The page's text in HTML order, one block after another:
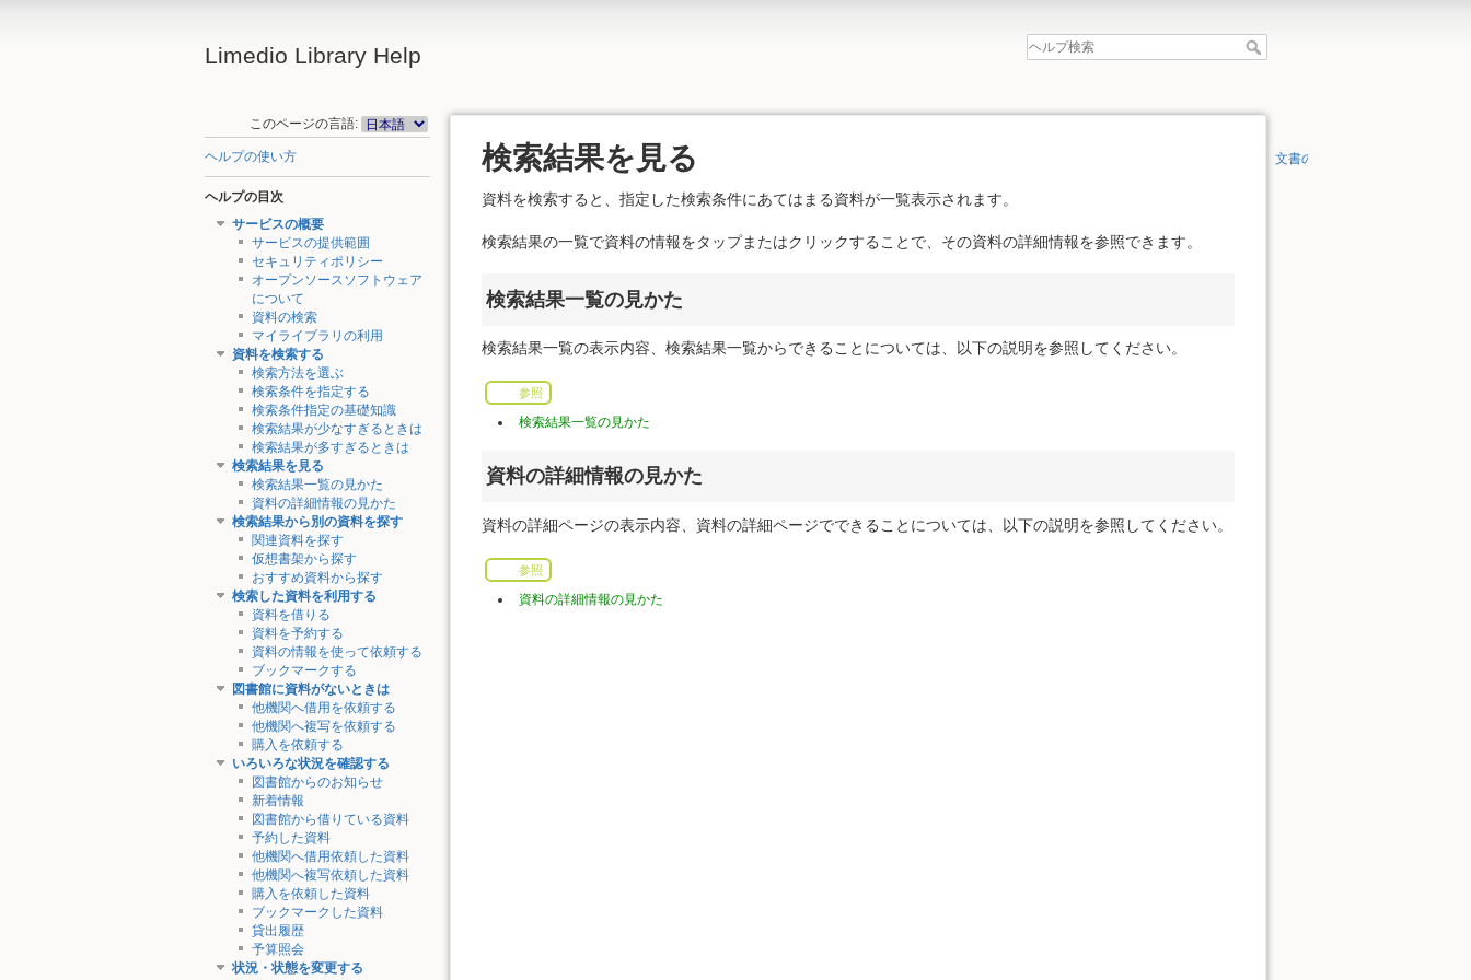
Limedio Library Help
このページの言語:
ヘルプの使い方
ヘルプの目次
サービスの概要
サービスの提供範囲
セキュリティポリシー
オープンソースソフトウェア
について
資料の検索
マイライブラリの利用
資料を検索する
検索方法を選ぶ
検索条件を指定する
検索条件指定の基礎知識
検索結果が少なすぎるときは
検索結果が多すぎるときは
検索結果を見る
検索結果一覧の見かた
資料の詳細情報の見かた
検索結果から別の資料を探す
関連資料を探す
仮想書架から探す
おすすめ資料から探す
検索した資料を利用する
資料を借りる
資料を予約する
資料の情報を使って依頼する
ブックマークする
図書館に資料がないときは
他機関へ借用を依頼する
他機関へ複写を依頼する
購入を依頼する
いろいろな状況を確認する
図書館からのお知らせ
新着情報
図書館から借りている資料
予約した資料
他機関へ借用依頼した資料
他機関へ複写依頼した資料
購入を依頼した資料
ブックマークした資料
貸出履歴
予算照会
状況・状態を変更する
検索結果を見る
資料を検索すると、指定した検索条件にあてはまる資料が一覧表示されます。
検索結果の一覧で資料の情報をタップまたはクリックすることで、その資料の詳細情報を参照できます。
検索結果一覧の見かた
検索結果一覧の表示内容、検索結果一覧からできることについては、以下の説明を参照してください。
参照
検索結果一覧の見かた
資料の詳細情報の見かた
資料の詳細ページの表示内容、資料の詳細ページでできることについては、以下の説明を参照してください。
参照
資料の詳細情報の見かた
文書の先頭へ